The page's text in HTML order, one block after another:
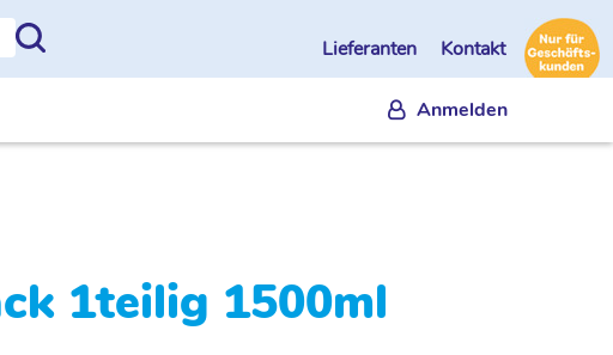
Lieferanten Kontakt
Anmelden
1teilig 1500ml